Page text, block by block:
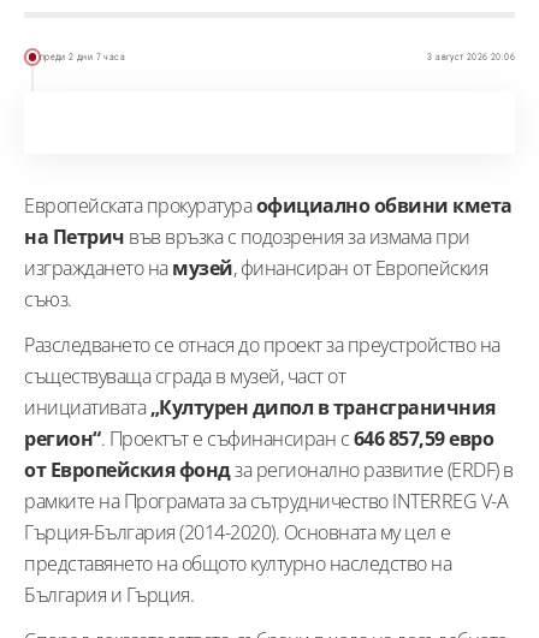
преди 2 дни 7 часа 3 август 2026 20:06
Европейската прокуратураофициално обвини кмета
на Петрич във връзка с подозрения за измама при
изграждането намузей, финансиран от Европейския
съюз.
Разследването се отнася до проект за преустройство на
съществуваща сграда в музей, част от
инициативата„Културен дипол в трансграничния
регион“. Проектът е съфинансиран с646 857,59 евро
от Европейския фондза регионално развитие (ERDF) в
рамките на Програмата за сътрудничество INTERREG V-A
Гърция-България (2014-2020). Основната му цел е
представянето на общото културно наследство на
България и Гърция.